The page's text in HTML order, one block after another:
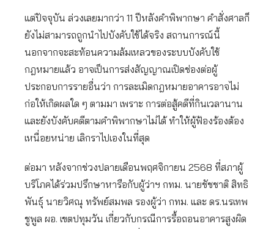
แต่ปัจจุบัน ล่วงเลยมากว่า 11 ปีหลังคำพิพากษา คำสั่งศาลก็
ยังไม่สามารถถูกนำไปบังคับใช้ได้จริง สถานการณ์นี้
นอกจากจะสะท้อนความล้มเหลวของระบบบังคับใช้
กฎหมายแล้ว อาจเป็นการส่งสัญญาณเปิดช่องต่อผู้
ประกอบการรายอื่นว่า การละเมิดกฎหมายอาคารอาจไม่
ก่อให้เกิดผลใด ๆ ตามมา เพราะ การต่อสู้คดีที่กินเวลานาน
และยังบังคับคดีตามคำพิพากษาไม่ได้ ทำให้ผู้ฟ้องร้องต้อง
เหนื่อยหน่าย เลิกราไปเองในที่สุด
ต่อมา หลังจากช่วงปลายเดือนพฤศจิกายน 2568 ที่สภาผู้
บริโภคได้ร่วมปรึกษาหารือกับผู้ว่าฯ กทม. นายชัชชาติ สิทธิ
พันธุ์ นายวิศณุ ทรัพย์สมพล รองผู้ว่า กทม. และ ดร.นรเทพ
ชูพูล ผอ. เขตปทุมวัน เกี่ยวกับกรณีการรื้อถอนอาคารสูงผิด